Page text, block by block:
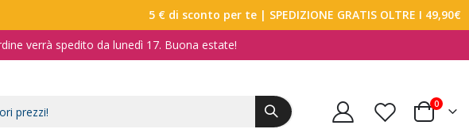
5 € di sconto per te | SPEDIZIONE GRATIS OLTRE I 49,90€
verrà spedito da lunedì 17. Buona estate!
Carrello
0